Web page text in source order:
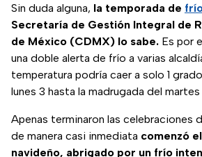
Sin duda alguna, la temporada de
Secretaría de Gestión Integral de
de México (CDMX) lo sabe. Es por
una doble alerta de frío a varias
temperatura podría caer a solo 1
lunes 3 hasta la madrugada del
Apenas terminaron las celebraciones
de manera casi inmediata comenzó
navideño, abrigado por un frío